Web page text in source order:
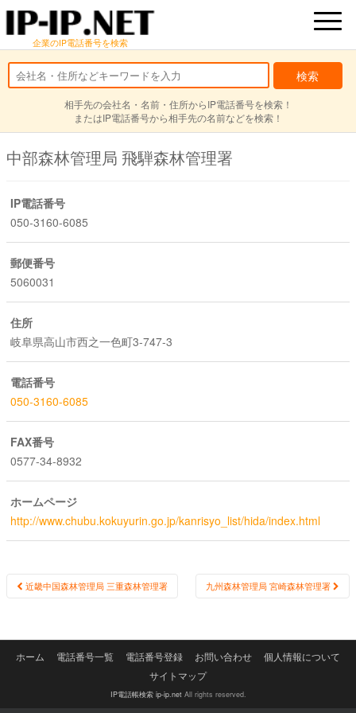
企業のIP電話番号を検索
相手先の会社名・名前・住所からIP電話番号を検索！
またはIP電話番号から相手先の名前などを検索！
中部森林管理局 飛騨森林管理署
IP電話番号
050-3160-6085
郵便番号
5060031
住所
岐阜県高山市西之一色町3-747-3
電話番号
050-3160-6085
FAX番号
0577-34-8932
ホームページ
http://www.chubu.kokuyurin.go.jp/kanrisyo_list/hida/index.html
Post
近畿中国森林管理局 三重森林管理署 九州森林管理局 宮崎森林管理署
ホーム 電話番号一覧 電話番号登録 お問い合わせ
個人情報について
サイトマップ
IP電話帳検索 ip-ip.netAll rights reserved.